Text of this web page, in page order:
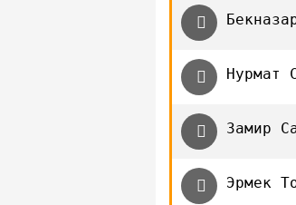
Нурмат
Замир
Эрмек